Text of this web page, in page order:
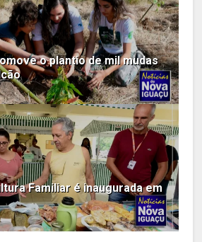
o plantio de mil mudas
Familiar é inaugurada em